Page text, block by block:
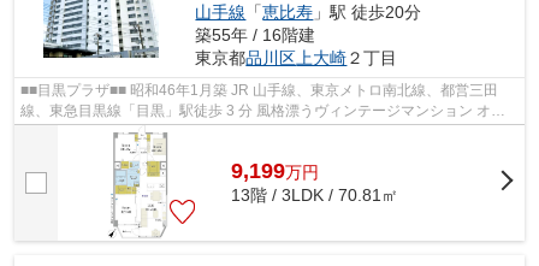
山手線 「恵比寿 」駅 徒歩20分
築55年 / 16階建
東京都品川区 上大崎２丁目
■■目黒プラザ■■ 昭和46年1月築 JR 山手線、東京メトロ南北線、都営三田
線、東急目黒線「目黒」駅徒歩 3 分 風格漂うヴィンテージマンション オー
トロック 防犯カメラ 不在時も便利...
9,199万円
13階 / 3LDK / 70.81㎡